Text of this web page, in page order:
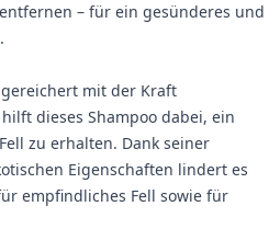
– für ein gesünderes und
mit der Kraft
dieses Shampoo dabei, ein
zu erhalten. Dank seiner
Eigenschaften lindert es
empfindliches Fell sowie für